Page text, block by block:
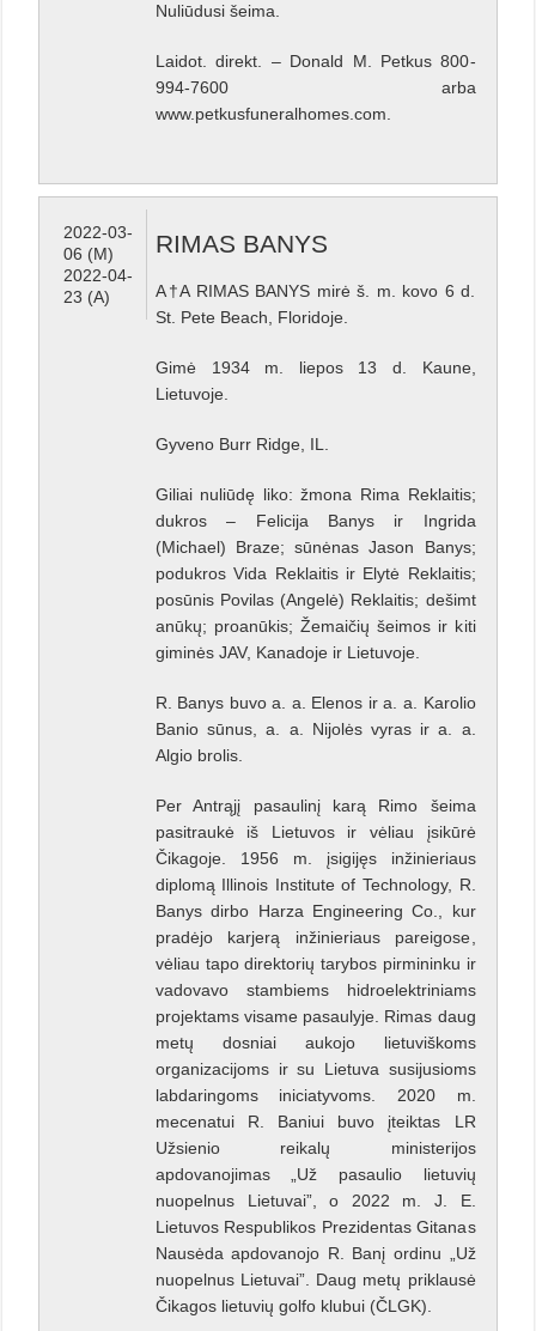
Nuliūdusi šeima.
Laidot. direkt. – Donald M. Petkus 800-
994-7600 arba
www.petkusfuneralhomes.com.
2022-03-
06 (M)
2022-04-
23 (A)
RIMAS BANYS
A†A RIMAS BANYS mirė š. m. kovo 6 d.
St. Pete Beach, Floridoje.
Gimė 1934 m. liepos 13 d. Kaune,
Lietuvoje.
Gyveno Burr Ridge, IL.
Giliai nuliūdę liko: žmona Rima Reklaitis;
dukros – Felicija Banys ir Ingrida
(Michael) Braze; sūnėnas Jason Banys;
podukros Vida Reklaitis ir Elytė Reklaitis;
posūnis Povilas (Angelė) Reklaitis; dešimt
anūkų; proanūkis; Žemaičių šeimos ir kiti
giminės JAV, Kanadoje ir Lietuvoje.
R. Banys buvo a. a. Elenos ir a. a. Karolio
Banio sūnus, a. a. Nijolės vyras ir a. a.
Algio brolis.
Per Antrąjį pasaulinį karą Rimo šeima
pasitraukė iš Lietuvos ir vėliau įsikūrė
Čikagoje. 1956 m. įsigijęs inžinieriaus
diplomą Illinois Institute of Technology, R.
Banys dirbo Harza Engineering Co., kur
pradėjo karjerą inžinieriaus pareigose,
vėliau tapo direktorių tarybos pirmininku ir
vadovavo stambiems hidroelektriniams
projektams visame pasaulyje. Rimas daug
metų dosniai aukojo lietuviškoms
organizacijoms ir su Lietuva susijusioms
labdaringoms iniciatyvoms. 2020 m.
mecenatui R. Baniui buvo įteiktas LR
Užsienio reikalų ministerijos
apdovanojimas „Už pasaulio lietuvių
nuopelnus Lietuvai”, o 2022 m. J. E.
Lietuvos Respublikos Prezidentas Gitanas
Nausėda apdovanojo R. Banį ordinu „Už
nuopelnus Lietuvai”. Daug metų priklausė
Čikagos lietuvių golfo klubui (ČLGK).